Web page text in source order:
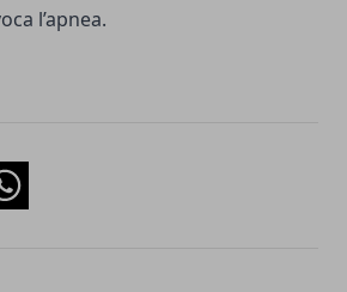
l’apnea.